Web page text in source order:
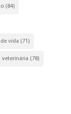
(84)
vida (71)
veterinária (78)